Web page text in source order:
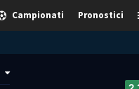
Pronostici
Campionati